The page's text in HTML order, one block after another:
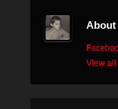
About
View all